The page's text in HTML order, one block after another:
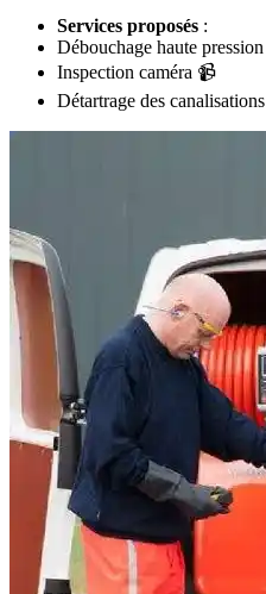
Services proposés :
Débouchage haute pression
Inspection caméra 📹
Détartrage des canalisations